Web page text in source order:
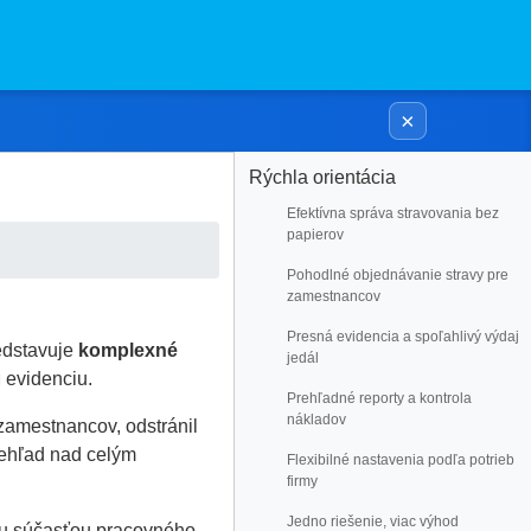
×
komplexné
evidenciu.
odstránil
nad celým
Rýchla orientácia
Efektívna správa stravovania bez
papierov
Pohodlné objednávanie stravy pre
zamestnancov
Presná evidencia a spoľahlivý výdaj
jedál
Prehľadné reporty a kontrola
nákladov
Flexibilné nastavenia podľa potrieb
firmy
Jedno riešenie, viac výhod